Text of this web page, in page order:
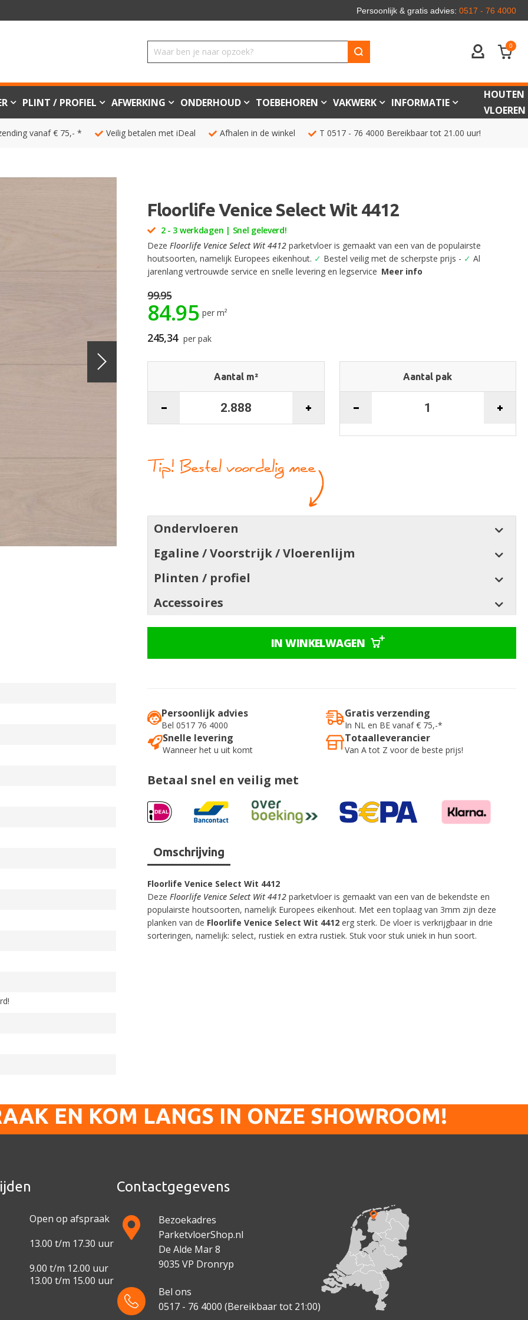
Persoonlijk & gratis advies: 0517 - 76 4000
ACCOUNT
0
PLINT / PROFIEL AFWERKING ONDERHOUD TOEBEHOREN VAKWERK INFORMATIE
HOUTEN
VLOEREN
vanaf € 75,- * Veilig betalen met iDeal Afhalen in de winkel T 0517 - 76 4000 Bereikbaar tot 21.00 uur!
Floorlife Venice Select Wit 4412
2 - 3 werkdagen | Snel geleverd!
DezeFloorlife Venice Select Wit 4412 parketvloer is gemaakt van een van de populairste
houtsoorten, namelijk Europees eikenhout. ✓ Bestel veilig met de scherpste prijs - ✓ Al
jarenlang vertrouwde service en snelle levering en legservice Meer info
99.95
84.95 per m²
245,34 per pak
Aantal pak
Aantal m²
Ondervloeren
Egaline / Voorstrijk / Vloerenlijm
Plinten / profiel
Accessoires
IN WINKELWAGEN
Persoonlijk advies
Bel 0517 76 4000
Gratis verzending
In NL en BE vanaf € 75,-*
Snelle levering
Wanneer het u uit komt
Totaalleverancier
Van A tot Z voor de beste prijs!
Betaal snel en veilig met
Omschrijving
Floorlife Venice Select Wit 4412
DezeFloorlife Venice Select Wit 4412 parketvloer is gemaakt van een van de bekendste en
populairste houtsoorten, namelijk Europees eikenhout. Met een toplaag van 3mm zijn deze
planken van de Floorlife Venice Select Wit 4412 erg sterk. De vloer is verkrijgbaar in drie
sorteringen, namelijk: select, rustiek en extra rustiek. Stuk voor stuk uniek in hun soort.
EN KOM LANGS IN ONZE SHOWROOM!
Open op afspraak
13.00 t/m 17.30 uur
9.00 t/m 12.00 uur
13.00 t/m 15.00 uur
Contactgegevens
Bezoekadres
ParketvloerShop.nl
De Alde Mar 8
9035 VP Dronryp
Bel ons
0517 - 76 4000 (Bereikbaar tot 21:00)